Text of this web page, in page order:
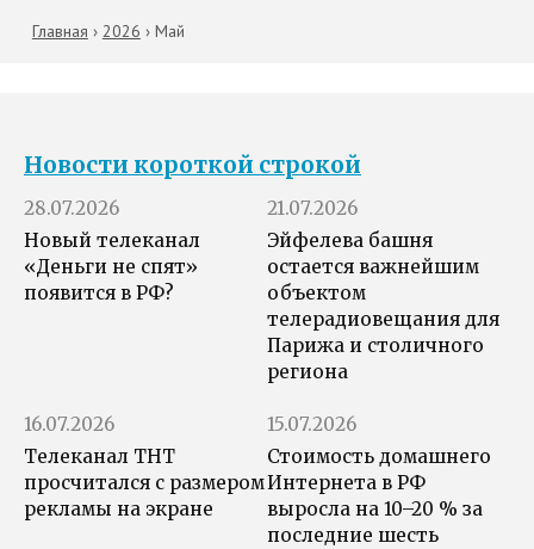
Главная › 2026 › Май
Новости короткой строкой
28.07.2026
Новый телеканал
«Деньги не спят»
появится в РФ?
21.07.2026
Эйфелева башня
остается важнейшим
объектом
телерадиовещания для
Парижа и столичного
региона
16.07.2026
Телеканал ТНТ
просчитался с размером
рекламы на экране
15.07.2026
Стоимость домашнего
Интернета в РФ
выросла на 10–20 % за
последние шесть